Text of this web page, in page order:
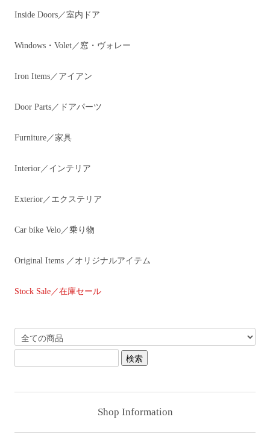
Inside Doors／室内ドア
Windows・Volet／窓・ヴォレー
Iron Items／アイアン
Door Parts／ドアパーツ
Furniture／家具
Interior／インテリア
Exterior／エクステリア
Car bike Velo／乗り物
Original Items ／オリジナルアイテム
Stock Sale／在庫セール
Shop Information